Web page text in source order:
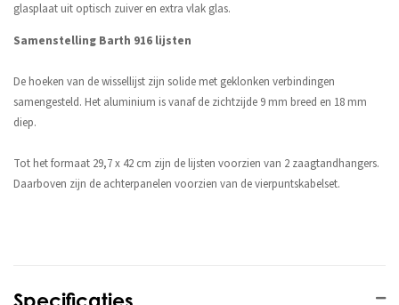
glasplaat uit optisch zuiver en extra vlak glas.
Samenstelling Barth 916 lijsten
De hoeken van de wissellijst zijn solide met geklonken verbindingen
samengesteld. Het aluminium is vanaf de zichtzijde 9 mm breed en 18 mm
diep.
Tot het formaat 29,7 x 42 cm zijn de lijsten voorzien van 2 zaagtandhangers.
Daarboven zijn de achterpanelen voorzien van de vierpuntskabelset.
Specificaties